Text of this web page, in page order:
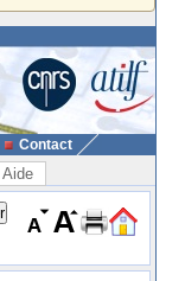
Contact
Aide